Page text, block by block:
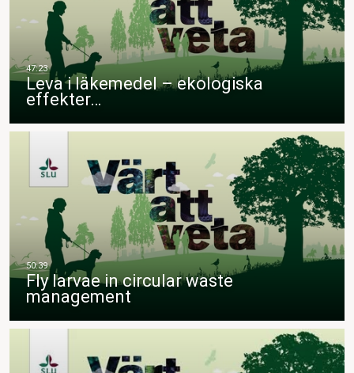
Leva i läkemedel – ekologiska
effekter…
Fly larvae in circular waste
management